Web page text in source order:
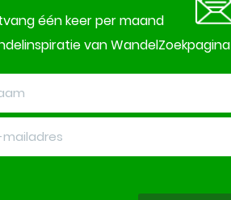
één keer per maand
van WandelZoekpagina